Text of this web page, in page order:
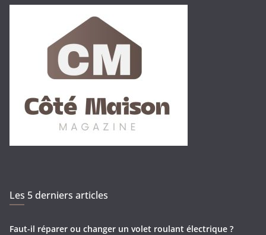
Les 5 derniers articles
Faut-il réparer ou changer un volet roulant électrique ?